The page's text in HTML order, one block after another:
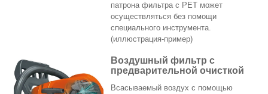
патрона фильтра с PET может
осуществляться без помощи
специального инструмента.
(иллюстрация-пример)
Воздушный фильтр с
предварительной очисткой
Всасываемый воздух с помощью